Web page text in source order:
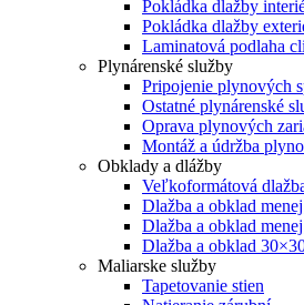
Pokládka dlažby
Pokládka dlažby
Laminatová podlaha
Plynárenské služby
Pripojenie plynových
Ostatné plynárenské
Oprava plynových
Montáž a údržba
Obklady a dlážby
Veľkoformátová
Dlažba a obklad
Dlažba a obklad
Dlažba a obklad
Maliarske služby
Tapetovanie stien